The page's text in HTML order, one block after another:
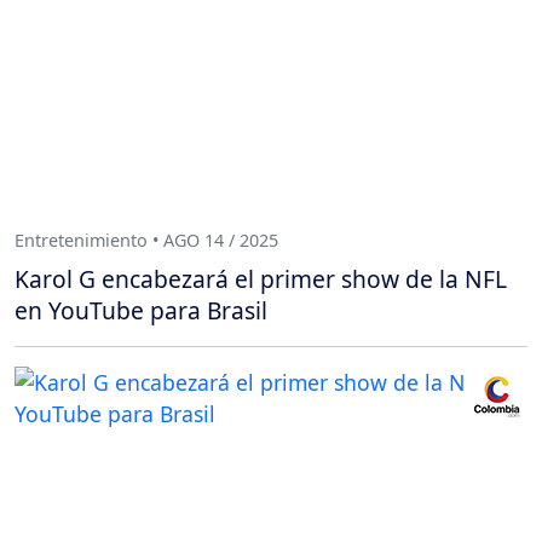
Entretenimiento • AGO 14 / 2025
Karol G encabezará el primer show de la NFL
en YouTube para Brasil